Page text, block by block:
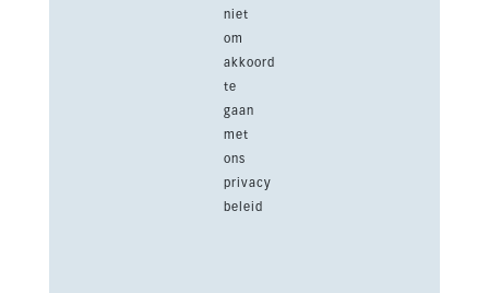
niet
om
akkoord
te
gaan
met
ons
privacy
beleid